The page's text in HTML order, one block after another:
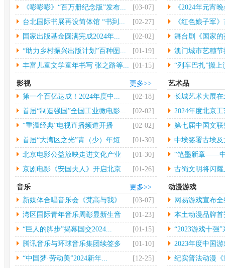
镇...[详情]
文
会...
《嘭嘭嘭》“百万册纪念版”发布...
[03-07]
台北国际书展再设简体馆 “书到...
[02-27]
国家出版基金圆满完成2024年...
[02-02]
“助力乡村振兴出版计划”百种图...
[01-19]
丰富儿童文学童年书写 张之路等...
[01-15]
《2024年元宵
《红色娘子军
舞台剧《国家
大...
澳门城市艺穗
“列车巴扎”搬上
更多>>
影视
第一个百亿达成！2024年度中...
[02-18]
首届“制造强国”全国工业微电影...
[02-02]
“重温经典”电视直播频道开播
[02-02]
首届“大湾区之光”青（少）年短...
[01-30]
北京电影公益放映走进文化产业
园...
[01-30]
京剧电影《安国夫人》开启北京
长...
[01-26]
艺术品
长城艺术大展
行
2024年度北京
第七届中国文
术...
中埃签署古埃
物...
“笔墨新章——
古蜀文明将闪
更多>>
音乐
新媒体合唱音乐会《梵高与我》
中...
[03-07]
湾区国际青年音乐周彰显新生音
乐...
[01-23]
“巨人的脚步”揭幕国交2024...
[01-15]
腾讯音乐与环球音乐集团续签多
年...
[01-10]
“中国梦·劳动美”2024新年...
[12-25]
动漫游戏
网易游戏宣布
年...
本土动漫品牌
“2023游戏十强
2023年度中国
纪实普法动漫